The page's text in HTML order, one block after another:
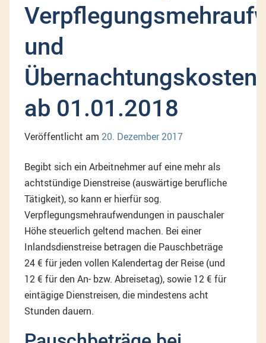
und
Übernachtungskosten
ab 01.01.2018
Veröffentlicht am 20. Dezember 2017
Begibt sich ein Arbeitnehmer auf eine mehr als
achtstündige Dienstreise (auswärtige berufliche
Tätigkeit), so kann er hierfür sog.
Verpflegungsmehraufwendungen in pauschaler
Höhe steuerlich geltend machen. Bei einer
Inlandsdienstreise betragen die Pauschbeträge
24 € für jeden vollen Kalendertag der Reise (und
12 € für den An- bzw. Abreisetag), sowie 12 € für
eintägige Dienstreisen, die mindestens acht
Stunden dauern.